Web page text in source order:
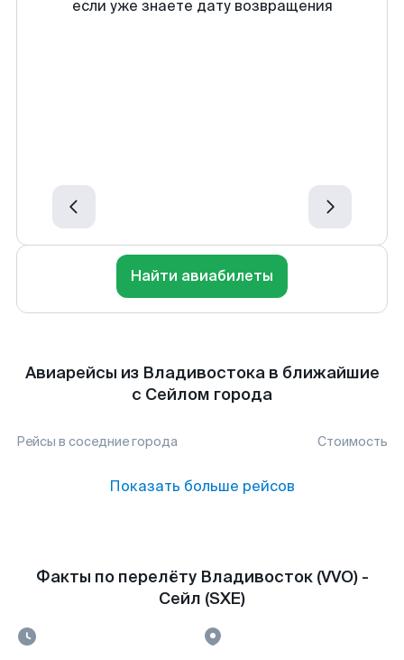
если уже знаете дату возвращения
Найти авиабилеты
Авиарейсы из Владивостока в ближайшие
с Сейлом города
Рейсы в соседние города Стоимость
Показать больше рейсов
Факты по перелёту Владивосток (VVO) -
Сейл (SXE)